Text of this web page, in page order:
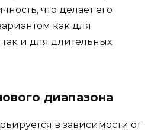
что делает его
как для
и для длительных
диапазона
в зависимости от